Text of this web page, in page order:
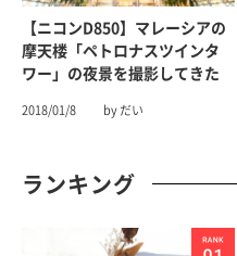
【ニコンD850】マレーシアの
摩天楼「ペトロナスツインタ
ワー」の夜景を撮影してきた
2018/01/8 by だい
ランキング